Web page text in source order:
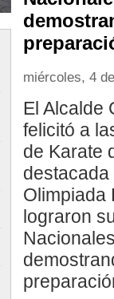
miércoles, 4
El Alcalde
felicitó a
de Karate
Olimpiada
lograron